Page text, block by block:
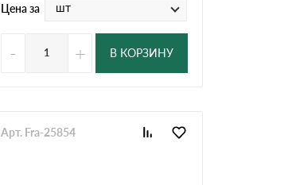
Цена за шт
- + В КОРЗИНУ
Арт. Fra-25854